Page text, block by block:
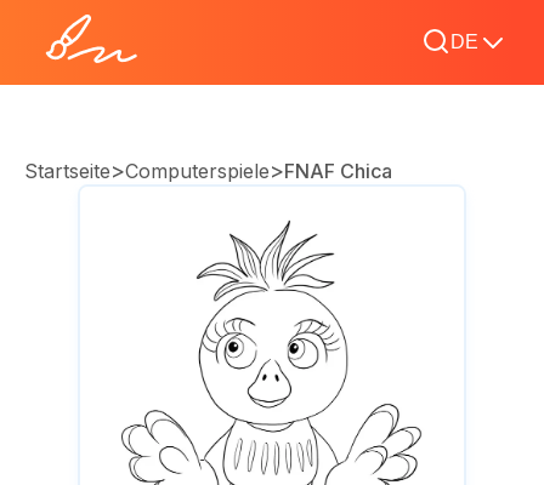
DE
Startseite>Computerspiele>FNAF Chica